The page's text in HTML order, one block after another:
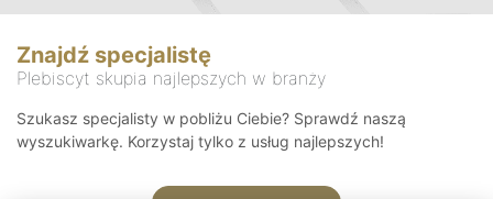
Znajdź specjalistę
Plebiscyt skupia najlepszych w branży
Szukasz specjalisty w pobliżu Ciebie? Sprawdź naszą
wyszukiwarkę. Korzystaj tylko z usług najlepszych!